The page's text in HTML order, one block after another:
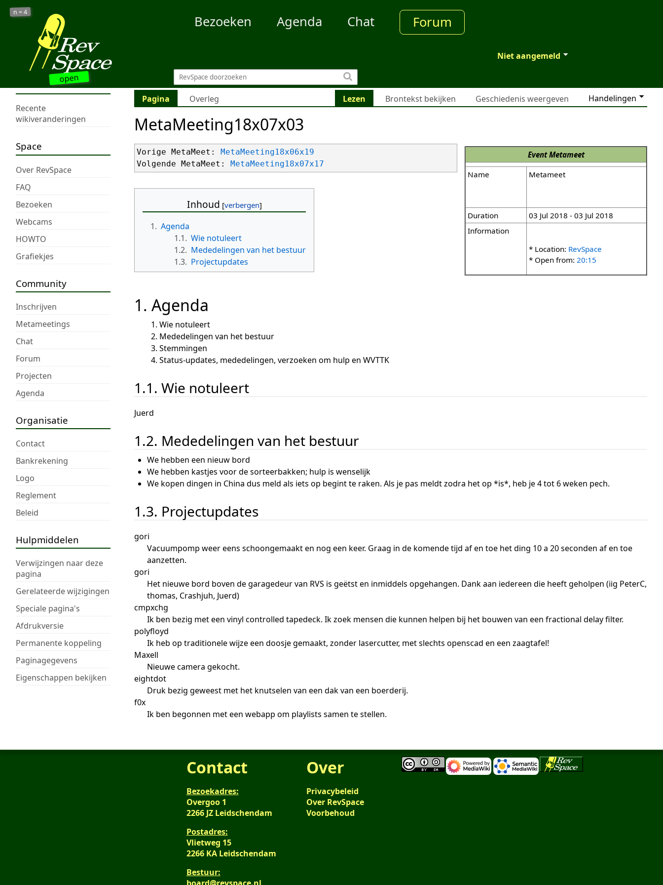
open
n =4
Bezoeken Agenda Chat Forum
Niet aangemeld
Recente
wikiveranderingen
Space
Over RevSpace
FAQ
Bezoeken
Webcams
HOWTO
Grafiekjes
Community
Inschrijven
Metameetings
Chat
Forum
Projecten
Agenda
Organisatie
Contact
Bankrekening
Logo
Reglement
Beleid
Hulpmiddelen
Verwijzingen naar deze
pagina
Gerelateerde wijzigingen
Speciale pagina's
Afdrukversie
Permanente koppeling
Paginagegevens
Eigenschappen bekijken
Pagina Overleg Handelingen
Lezen Brontekst bekijken Geschiedenis weergeven
MetaMeeting18x07x03
EventMetameet
Name
Metameet
Duration
03 Jul 2018 - 03 Jul 2018
Information
* Location: RevSpace
* Open from: 20:15
Vorige MetaMeet:
MetaMeeting18x06x19
Volgende MetaMeet:
MetaMeeting18x07x17
Inhoud
1. Agenda
1.1. Wie notuleert
1.2. Mededelingen van het bestuur
1.3. Projectupdates
1. Agenda
Wie notuleert
Mededelingen van het bestuur
Stemmingen
Status-updates, mededelingen, verzoeken om hulp en WVTTK
1.1. Wie notuleert
Juerd
1.2. Mededelingen van het bestuur
We hebben een nieuw bord
We hebben kastjes voor de sorteerbakken; hulp is wenselijk
We kopen dingen in China dus meld als iets op begint te raken. Als je pas meldt zodra het op *is*, heb je 4 tot 6 weken pech.
1.3. Projectupdates
gori
Vacuumpomp weer eens schoongemaakt en nog een keer. Graag in de komende tijd af en toe het ding 10 a 20 seconden af en toe
aanzetten.
gori
Het nieuwe bord boven de garagedeur van RVS is geëtst en inmiddels opgehangen. Dank aan iedereen die heeft geholpen (iig PeterC,
thomas, Crashjuh, Juerd)
cmpxchg
Ik ben bezig met een vinyl controlled tapedeck. Ik zoek mensen die kunnen helpen bij het bouwen van een fractional delay filter.
polyfloyd
Ik heb op traditionele wijze een doosje gemaakt, zonder lasercutter, met slechts openscad en een zaagtafel!
Maxell
Nieuwe camera gekocht.
eightdot
Druk bezig geweest met het knutselen van een dak van een boerderij.
f0x
Ik ben begonnen met een webapp om playlists samen te stellen.
Contact
Bezoekadres:
Overgoo 1
2266 JZ Leidschendam
Postadres:
Vlietweg 15
2266 KA Leidschendam
Bestuur:
Over
Privacybeleid
Over RevSpace
Voorbehoud